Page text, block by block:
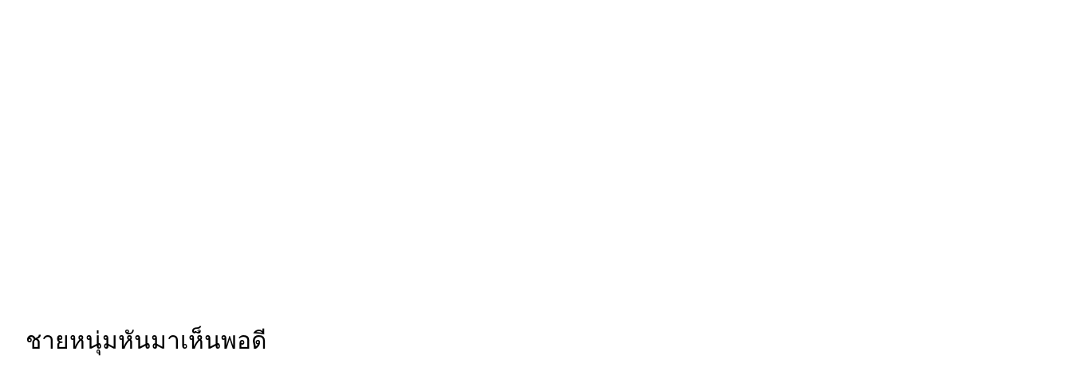
ชายหนุ่มหันมาเห็นพอดี